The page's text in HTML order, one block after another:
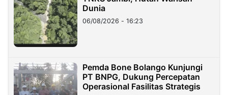
Dunia
06/08/2026 - 16:23
Pemda Bone Bolango Kunjungi
PT BNPG, Dukung Percepatan
Operasional Fasilitas Strategis